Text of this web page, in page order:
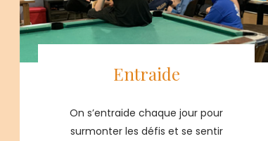
Entraide
On s’entraide chaque jour pour
surmonter les défis et se sentir